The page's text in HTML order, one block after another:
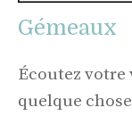
Gémeaux
Écoutez votre
quelque